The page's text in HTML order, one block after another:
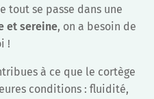
tout se passe dans une
et sereine, on a besoin de
!
à ce que le cortège
conditions : fluidité,